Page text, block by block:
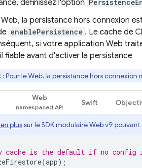
définissez l'option
Web, la persistance hors connexion
enablePersistence . Le cache de
si votre application Web
fiable avant d'activer la persistance
: Pour le Web, la persistance hors
Web
Swift
plussur le SDK modulaire Web v9
cache is the default if no
(app);